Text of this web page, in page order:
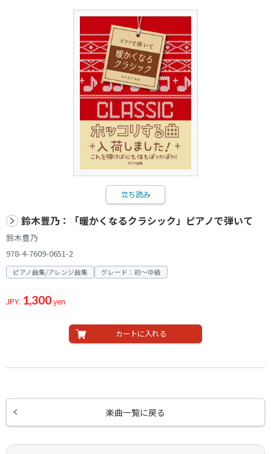
立ち読み
鈴木豊乃：「暖かくなるクラシック」ピアノで弾いて
鈴木豊乃
978-4-7609-0651-2
ピアノ曲集/アレンジ曲集 グレード：初～中級
JPY: 1,300yen
カートに入れる
楽曲一覧に戻る